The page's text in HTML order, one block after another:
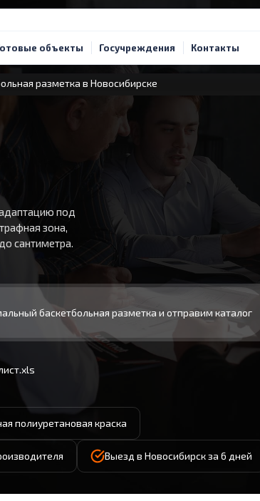
объекты Госучреждения Контакты
разметка в Новосибирске
под
зона,
сантиметра.
баскетбольная разметка и отправим каталог
полиуретановая краска
Выезд в Новосибирск за 6 дней